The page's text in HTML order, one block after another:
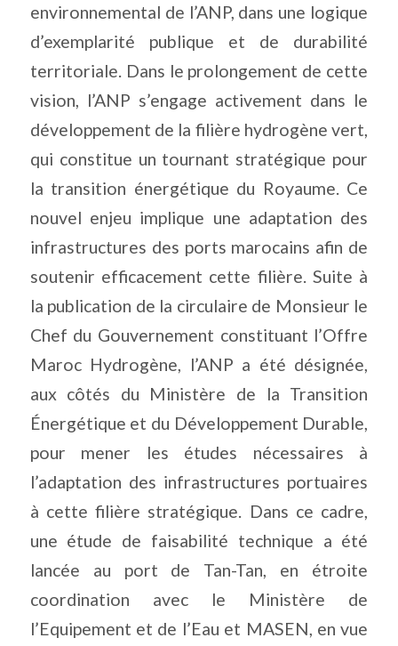
environnemental de l’ANP, dans une logique
d’exemplarité publique et de durabilité
territoriale. Dans le prolongement de cette
vision, l’ANP s’engage activement dans le
développement de la filière hydrogène vert,
qui constitue un tournant stratégique pour
la transition énergétique du Royaume. Ce
nouvel enjeu implique une adaptation des
infrastructures des ports marocains afin de
soutenir efficacement cette filière. Suite à
la publication de la circulaire de Monsieur le
Chef du Gouvernement constituant l’Offre
Maroc Hydrogène, l’ANP a été désignée,
aux côtés du Ministère de la Transition
Énergétique et du Développement Durable,
pour mener les études nécessaires à
l’adaptation des infrastructures portuaires
à cette filière stratégique. Dans ce cadre,
une étude de faisabilité technique a été
lancée au port de Tan-Tan, en étroite
coordination avec le Ministère de
l’Equipement et de l’Eau et MASEN, en vue